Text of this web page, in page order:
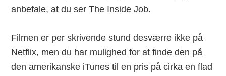
anbefale, at du ser The Inside Job.
Filmen er per skrivende stund desværre ikke på
Netflix, men du har mulighed for at finde den på
den amerikanske iTunes til en pris på cirka en flad